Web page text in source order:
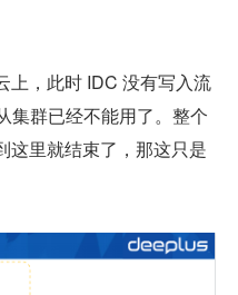
上，此时 IDC 没有写入流
集群已经不能用了。整个
这里就结束了，那这只是